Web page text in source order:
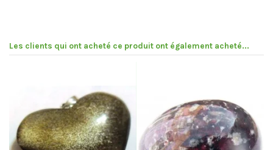
Les clients qui ont acheté ce produit ont également acheté...